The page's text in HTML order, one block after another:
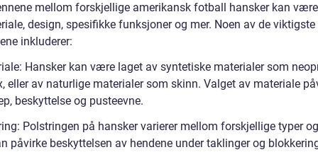
mellom forskjellige amerikansk fotball hansker kan
design, spesifikke funksjoner og mer. Noen av de viktigste
inkluderer:
Hansker kan være laget av syntetiske materialer som
eller av naturlige materialer som skinn. Valget av materiale
beskyttelse og pusteevne.
Polstringen på hansker varierer mellom forskjellige typer
påvirke beskyttelsen av hendene under taklinger og